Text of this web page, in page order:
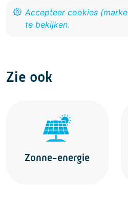
Zie ook
Zonne-energie